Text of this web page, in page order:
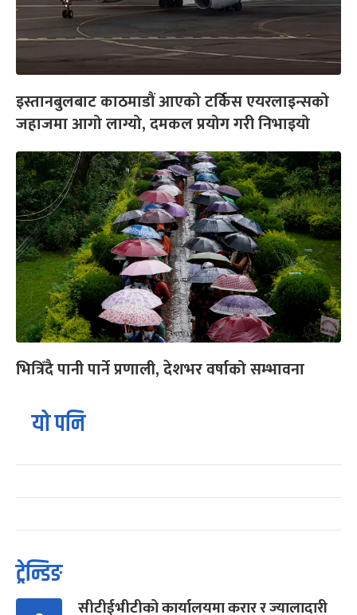
इस्तानबुलबाट काठमाडौं आएको टर्किस एयरलाइन्सको
जहाजमा आगो लाग्यो, दमकल प्रयोग गरी निभाइयो
भित्रिँदै पानी पार्ने प्रणाली, देशभर वर्षाको सम्भावना
यो पनि
ट्रेन्डिङ
सीटीईभीटीको कार्यालयमा करार र ज्यालादारी